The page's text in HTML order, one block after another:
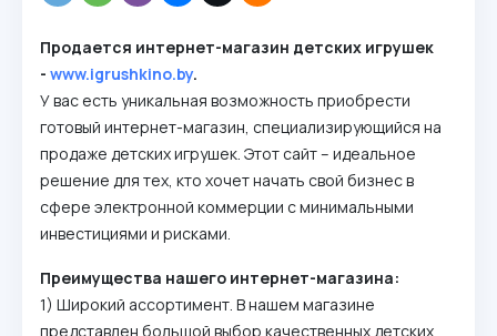
Продается интернет-магазин детских игрушек
- www.igrushkino.by.
У вас есть уникальная возможность приобрести
готовый интернет-магазин, специализирующийся на
продаже детских игрушек. Этот сайт – идеальное
решение для тех, кто хочет начать свой бизнес в
сфере электронной коммерции с минимальными
инвестициями и рисками.
Преимущества нашего интернет-магазина:
1) Широкий ассортимент. В нашем магазине
представлен большой выбор качественных детских